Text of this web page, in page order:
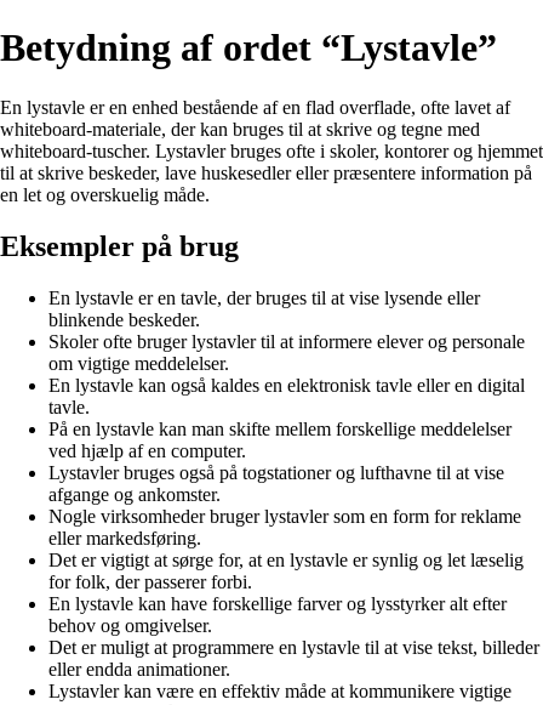
Betydning af ordet “Lystavle”
En lystavle er en enhed bestående af en flad overflade, ofte lavet af
whiteboard-materiale, der kan bruges til at skrive og tegne med
whiteboard-tuscher. Lystavler bruges ofte i skoler, kontorer og hjemmet
til at skrive beskeder, lave huskesedler eller præsentere information på
en let og overskuelig måde.
Eksempler på brug
En lystavle er en tavle, der bruges til at vise lysende eller
blinkende beskeder.
Skoler ofte bruger lystavler til at informere elever og personale
om vigtige meddelelser.
En lystavle kan også kaldes en elektronisk tavle eller en digital
tavle.
På en lystavle kan man skifte mellem forskellige meddelelser
ved hjælp af en computer.
Lystavler bruges også på togstationer og lufthavne til at vise
afgange og ankomster.
Nogle virksomheder bruger lystavler som en form for reklame
eller markedsføring.
Det er vigtigt at sørge for, at en lystavle er synlig og let læselig
for folk, der passerer forbi.
En lystavle kan have forskellige farver og lysstyrker alt efter
behov og omgivelser.
Det er muligt at programmere en lystavle til at vise tekst, billeder
eller endda animationer.
Lystavler kan være en effektiv måde at kommunikere vigtige